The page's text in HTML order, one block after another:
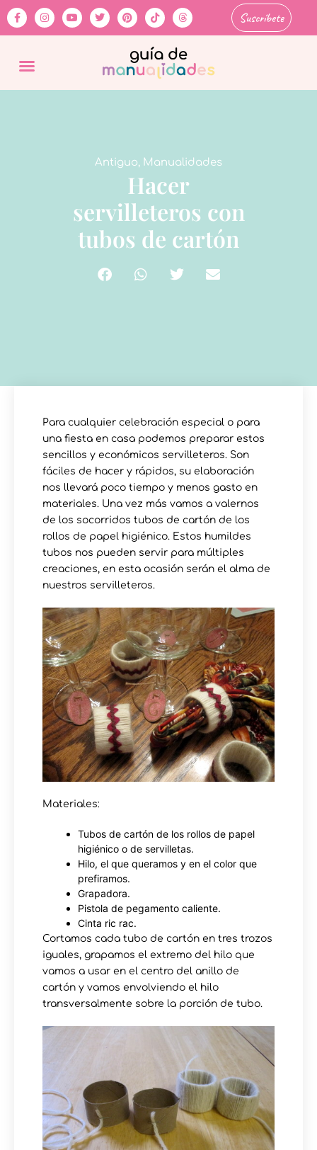
Suscríbete
Antiguo, Manualidades
Hacer
servilleteros con
tubos de cartón
Para cualquier celebración especial o para
una fiesta en casa podemos preparar estos
sencillos y económicos servilleteros. Son
fáciles de hacer y rápidos, su elaboración
nos llevará poco tiempo y menos gasto en
materiales. Una vez más vamos a valernos
de los socorridos tubos de cartón de los
rollos de papel higiénico. Estos humildes
tubos nos pueden servir para múltiples
creaciones, en esta ocasión serán el alma de
nuestros servilleteros.
Materiales:
Tubos de cartón de los rollos de papel
higiénico o de servilletas.
Hilo, el que queramos y en el color que
prefiramos.
Grapadora.
Pistola de pegamento caliente.
Cinta ric rac.
Cortamos cada tubo de cartón en tres trozos
iguales, grapamos el extremo del hilo que
vamos a usar en el centro del anillo de
cartón y vamos envolviendo el hilo
transversalmente sobre la porción de tubo.